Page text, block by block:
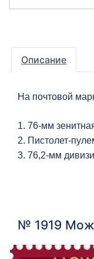
Описание
На почтовой
1. 76-мм
2. Пистолет-
3. 76,2-мм
№ 1919